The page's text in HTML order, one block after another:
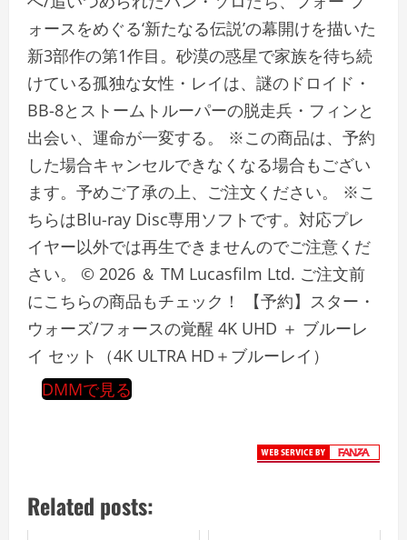
ォースをめぐる‘新たなる伝説’の幕開けを描いた
新3部作の第1作目。砂漠の惑星で家族を待ち続
けている孤独な女性・レイは、謎のドロイド・
BB-8とストームトルーパーの脱走兵・フィンと
出会い、運命が一変する。 ※この商品は、予約
した場合キャンセルできなくなる場合もござい
ます。予めご了承の上、ご注文ください。 ※こ
ちらはBlu-ray Disc専用ソフトです。対応プレ
イヤー以外では再生できませんのでご注意くだ
さい。 © 2026 ＆ TM Lucasfilm Ltd. ご注文前
にこちらの商品もチェック！ 【予約】スター・
ウォーズ/フォースの覚醒 4K UHD ＋ ブルーレ
イ セット（4K ULTRA HD＋ブルーレイ）
DMMで見る
Related posts: